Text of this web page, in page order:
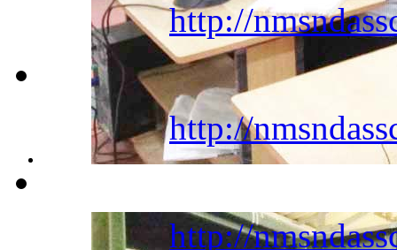
http://
http://
http://